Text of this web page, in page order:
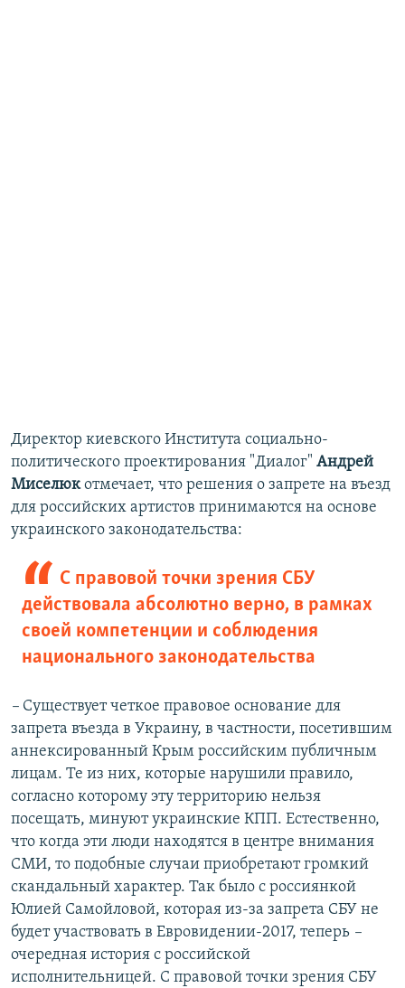
Директор киевского Института социально-
политического проектирования "Диалог" Андрей
Миселюкотмечает, что решения о запрете на въезд
для российских артистов принимаются на основе
украинского законодательства:
С правовой точки зрения СБУ
действовала абсолютно верно, в рамках
своей компетенции и соблюдения
национального законодательства
– Существует четкое правовое основание для
запрета въезда в Украину, в частности, посетившим
аннексированный Крым российским публичным
лицам. Те из них, которые нарушили правило,
согласно которому эту территорию нельзя
посещать, минуют украинские КПП. Естественно,
что когда эти люди находятся в центре внимания
СМИ, то подобные случаи приобретают громкий
скандальный характер. Так было с россиянкой
Юлией Самойловой, которая из-за запрета СБУ не
будет участвовать в Евровидении-2017, теперь –
очередная история с российской
исполнительницей. С правовой точки зрения СБУ